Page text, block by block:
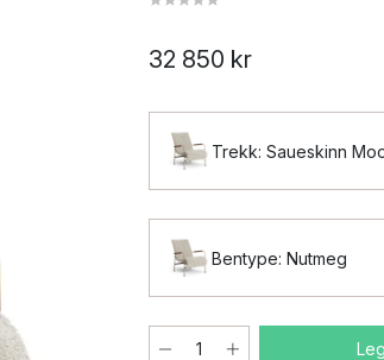
32 850 kr
Trekk: Saueskinn
Bentype: Nutmeg